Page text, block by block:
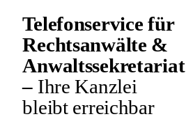
Telefonservice für
Rechtsanwälte &
Anwaltssekretariat
– Ihre Kanzlei
bleibt erreichbar